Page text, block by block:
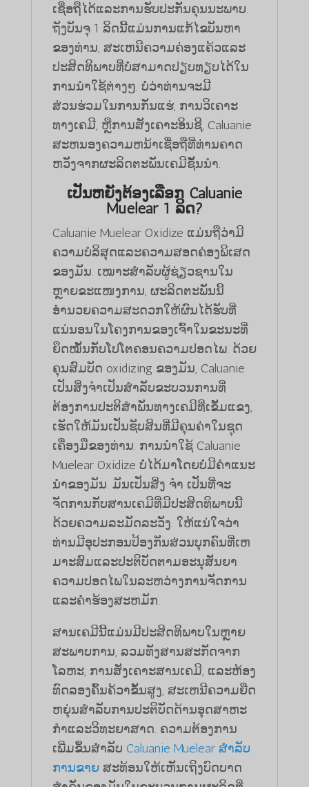
ເຊື່ອຖືໄດ້ແລະການຮັບປະກັນຄຸນນະພາບ.
ຖັງບັນຈຸ 1 ລິດນີ້ແມ່ນການແກ້ໄຂບັນຫາ
ຂອງທ່ານ, ສະເຫນີຄວາມຄ່ອງແຄ້ວແລະ
ປະສິດທິພາບທີ່ບໍ່ສາມາດປຽບທຽບໄດ້ໃນ
ການນໍາໃຊ້ຕ່າງໆ. ບໍ່ວ່າທ່ານຈະມີ
ສ່ວນຮ່ວມໃນການກັ່ນແຮ່, ການວິເຄາະ
ທາງເຄມີ, ຫຼືການສັງເຄາະອິນຊີ, Caluanie
ສະຫນອງຄວາມຫນ້າເຊື່ອຖືທີ່ທ່ານຄາດ
ຫວັງຈາກຜະລິດຕະພັນເຄມີຊັ້ນນໍາ.
ເປັນຫຍັງຕ້ອງເລືອກ Caluanie
Muelear 1 ລິດ?
Caluanie Muelear Oxidize ແມ່ນຖືວ່າມີ
ຄວາມບໍລິສຸດແລະຄວາມສອດຄ່ອງພິເສດ
ຂອງມັນ. ເໝາະສຳລັບຜູ້ຊ່ຽວຊານໃນ
ຫຼາຍຂະແໜງການ, ຜະລິດຕະພັນນີ້
ອຳນວຍຄວາມສະດວກໃຫ້ຜົນໄດ້ຮັບທີ່
ແນ່ນອນໃນໂຄງການຂອງເຈົ້າໃນຂະນະທີ່
ຍຶດໝັ້ນກັບໂປໂຕຄອນຄວາມປອດໄພ. ດ້ວຍ
ຄຸນສົມບັດ oxidizing ຂອງມັນ, Caluanie
ເປັນສິ່ງຈໍາເປັນສໍາລັບຂະບວນການທີ່
ຕ້ອງການປະຕິສໍາພັນທາງເຄມີທີ່ເຂັ້ມແຂງ,
ເຮັດໃຫ້ມັນເປັນຊັບສິນທີ່ມີຄຸນຄ່າໃນຊຸດ
ເຄື່ອງມືຂອງທ່ານ. ການນໍາໃຊ້ Caluanie
Muelear Oxidize ບໍ່ໄດ້ມາໂດຍບໍ່ມີຄໍາແນະ
ນໍາຂອງມັນ. ມັນເປັນສິ່ງ ຈຳ ເປັນທີ່ຈະ
ຈັດການກັບສານເຄມີທີ່ມີປະສິດທິພາບນີ້
ດ້ວຍຄວາມລະມັດລະວັງ. ໃຫ້ແນ່ໃຈວ່າ
ທ່ານມີອຸປະກອນປ້ອງກັນສ່ວນບຸກຄົນທີ່ເຫ
ມາະສົມແລະປະຕິບັດຕາມອະນຸສັນຍາ
ຄວາມປອດໄພໃນລະຫວ່າງການຈັດການ
ແລະຄໍາຮ້ອງສະຫມັກ.
ສານເຄມີນີ້ແມ່ນມີປະສິດທິພາບໃນຫຼາຍ
ສະພາບການ, ລວມທັງສານສະກັດຈາກ
ໂລຫະ, ການສັງເຄາະສານເຄມີ, ແລະຫ້ອງ
ທົດລອງຄົ້ນຄ້ວາຂັ້ນສູງ, ສະເຫນີຄວາມຍືດ
ຫຍຸ່ນສໍາລັບການປະຕິບັດດ້ານອຸດສາຫະ
ກໍາແລະວິທະຍາສາດ. ຄວາມຕ້ອງການ
ເພີ່ມຂຶ້ນສໍາລັບ Caluanie Muelear ສໍາລັບ
ການຂາຍສະທ້ອນໃຫ້ເຫັນເຖິງບົດບາດ